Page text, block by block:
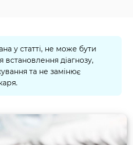
у статті, не може бути
встановлення діагнозу,
та не замінює